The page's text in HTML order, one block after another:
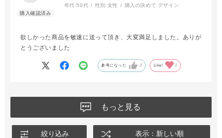
年代:50代 性別:女性 購入の決めて: デザイン
欲しかった商品を敏速に送って頂き、大変満足しました。ありが
とうございました
参考になった 2 Like! 2
もっと見る
絞り込み 表示：新しい順